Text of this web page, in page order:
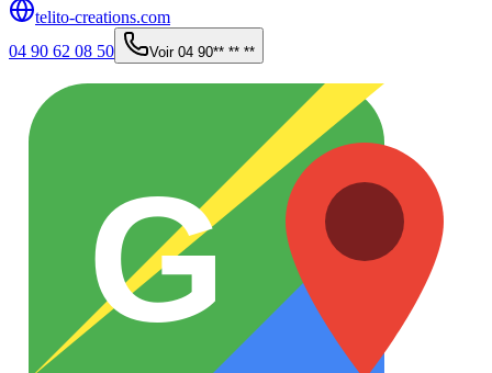
telito-creations.com
04 90 62 08 50
Voir 04 90** ** **
G